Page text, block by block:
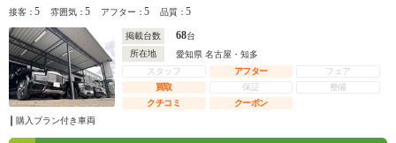
接客：5 雰囲気：5 アフター：5 品質：5
掲載台数 68台
所在地
愛知県 名古屋・知多
スタッフ
アフター
フェア
買取
保証
整備
クチコミ
クーポン
購入プラン付き車両